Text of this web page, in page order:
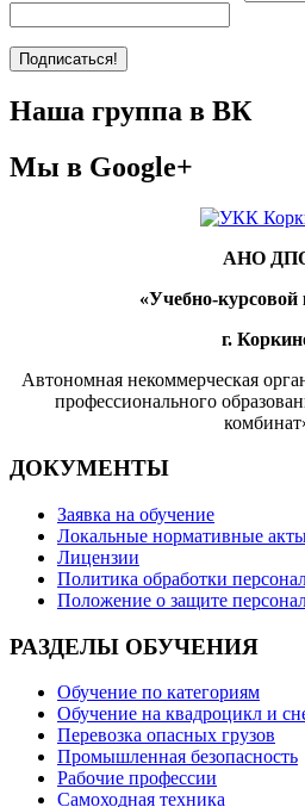
Наша группа в ВК
Мы в Google+
АНО
«Учебно-курсовой
г.
Автономная некоммерческая
профессионального
ДОКУМЕНТЫ
Заявка на обучение
Локальные нормативные
Лицензии
Политика обработки
Положение о защите
РАЗДЕЛЫ ОБУЧЕНИЯ
Обучение по категориям
Обучение на квадроцикл и
Перевозка опасных грузов
Промышленная безопасность
Рабочие профессии
Самоходная техника